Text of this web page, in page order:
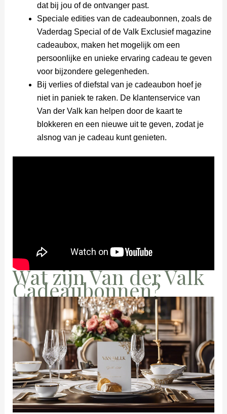
dat bij jou of de ontvanger past.
Speciale edities van de cadeaubonnen, zoals de
Vaderdag Special of de Valk Exclusief magazine
cadeaubox, maken het mogelijk om een
persoonlijke en unieke ervaring cadeau te geven
voor bijzondere gelegenheden.
Bij verlies of diefstal van je cadeaubon hoef je
niet in paniek te raken. De klantenservice van
Van der Valk kan helpen door de kaart te
blokkeren en een nieuwe uit te geven, zodat je
alsnog van je cadeau kunt genieten.
Wat zijn Van der Valk
Cadeaubonnen?